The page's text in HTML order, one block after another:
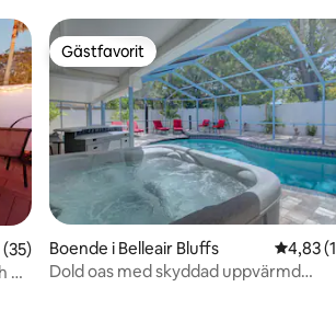
5 i genomsnittligt betyg, 35 omdömen
(35)
&
Gästfavorit
Gästfavorit
Boende i Belleair Bluffs 4,83 av
4,83
Dold oas med skyddad uppvärmd